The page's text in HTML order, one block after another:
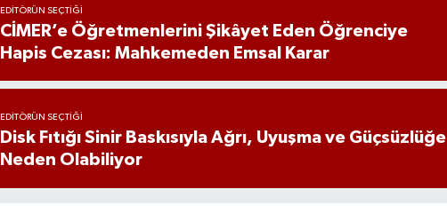
EDITÖRÜN SEÇTIĞI
CİMER’e Öğretmenlerini Şikâyet Eden Öğrenciye
Hapis Cezası: Mahkemeden Emsal Karar
EDITÖRÜN SEÇTIĞI
Disk Fıtığı Sinir Baskısıyla Ağrı, Uyuşma ve Güçsüzlüğe
Neden Olabiliyor